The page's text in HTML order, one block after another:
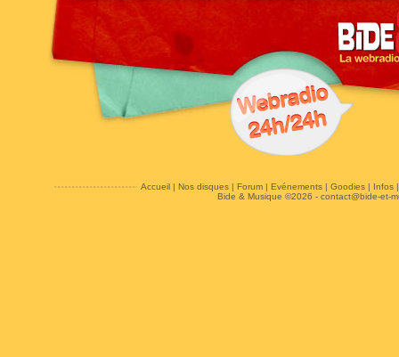
Accueil| Nos disques| Forum| Evénements| Goodies| Infos
Bide & Musique ©2026 - contact@bide-et-